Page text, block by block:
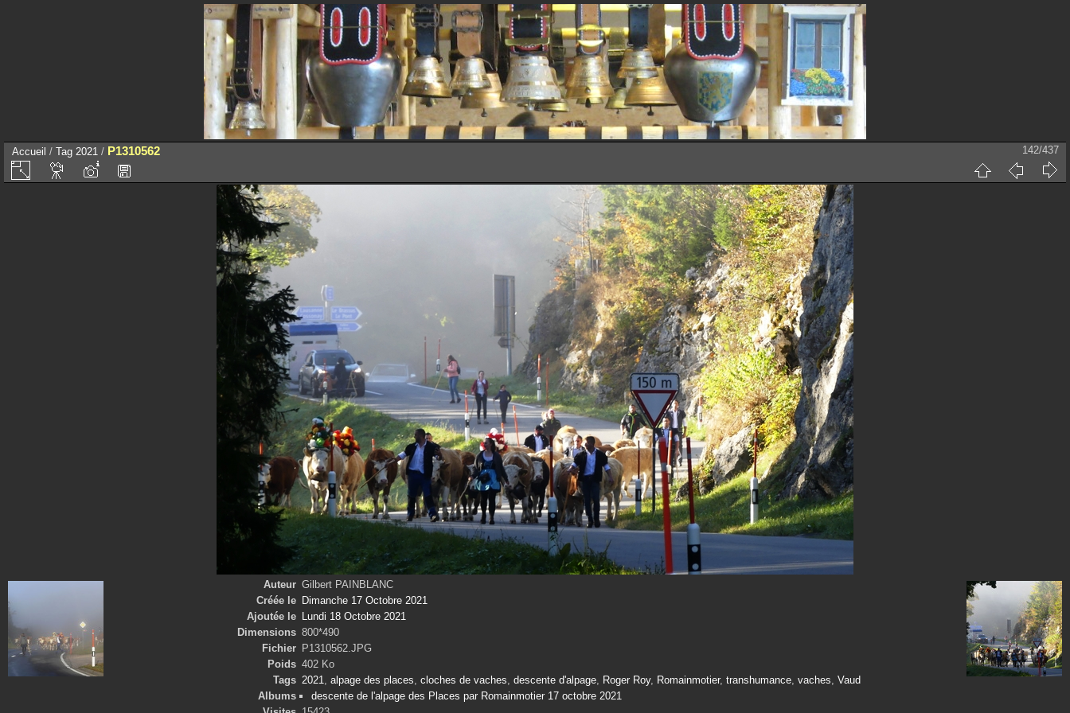
Accueil / Tag 2021 / P1310562 142/437
Auteur Gilbert PAINBLANC
Créée le Dimanche 17 Octobre 2021
Ajoutée le Lundi 18 Octobre 2021
Dimensions 800*490
Fichier P1310562.JPG
Poids 402 Ko
Tags 2021, alpage des places, cloches de vaches, descente d'alpage, Roger Roy, Romainmotier, transhumance, vaches, Vaud
Albums
descente de l'alpage des Places par Romainmotier 17 octobre 2021